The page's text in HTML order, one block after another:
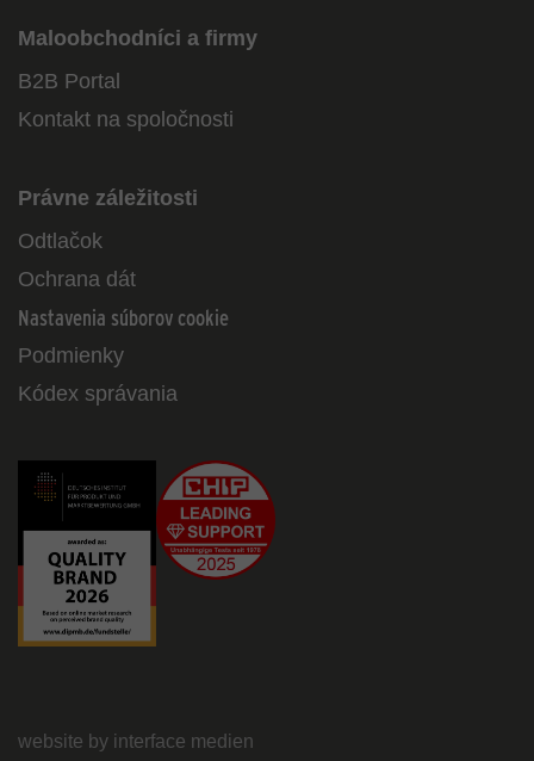
Maloobchodníci a firmy
B2B Portal
Kontakt na spoločnosti
Právne záležitosti
Odtlačok
Ochrana dát
Nastavenia súborov cookie
Podmienky
Kódex správania
website by interface medien